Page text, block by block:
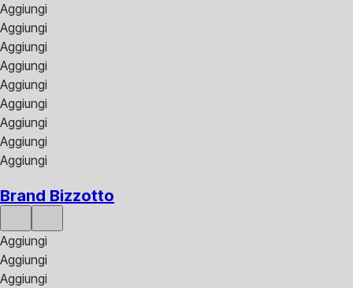
Aggiungi
Aggiungi
Aggiungi
Aggiungi
Aggiungi
Aggiungi
Aggiungi
Aggiungi
Aggiungi
Brand Bizzotto
Aggiungi
Aggiungi
Aggiungi